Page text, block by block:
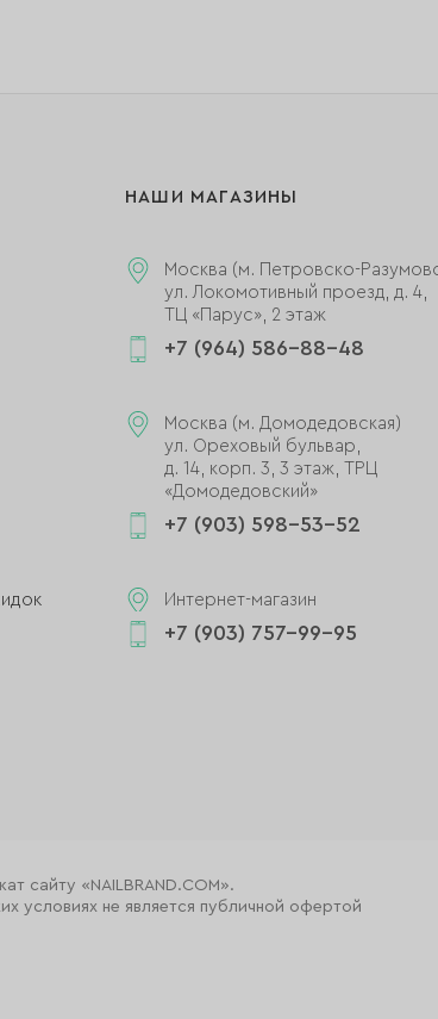
НАШИ МАГАЗИНЫ
Москва (м. Петровско-
ул. Локомотивный проезд, д. 4,
ТЦ «Парус», 2 этаж
+7 (964) 586-88-48
Москва (м. Домодедовская)
ул. Ореховый бульвар,
д. 14, корп. 3, 3 этаж, ТРЦ
«Домодедовский»
+7 (903) 598-53-52
Интернет-магазин
+7 (903) 757-99-95
сайту «NAILBRAND.COM».
условиях не является публичной офертой